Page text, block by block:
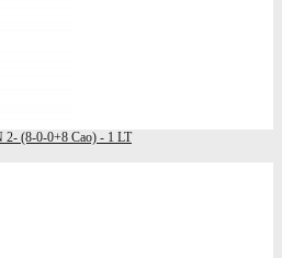
2- (8-0-0+8 Cao) - 1 LT